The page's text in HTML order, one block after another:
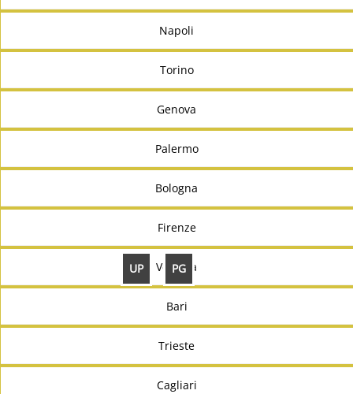
UP PG
Napoli
Torino
Genova
Palermo
Bologna
Firenze
Venezia
Bari
Trieste
Cagliari